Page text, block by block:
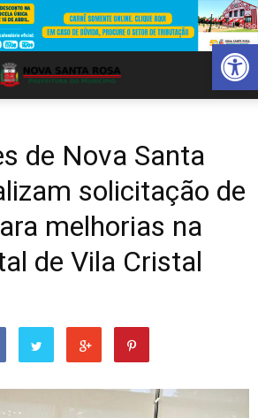
Abrir
de Nova Santa
solicitação de
melhorias na
de Vila Cristal